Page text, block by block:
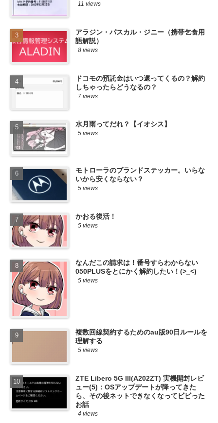
11 views
アラジン・パスカル・ジニー（携帯乞食用
語解説）
8 views
ドコモの預託金はいつ還ってくるの？解約
しちゃったらどうなるの？
7 views
水月雨ってだれ？【イオシス】
5 views
モトローラのブランドステッカー。いらな
いから安くならない？
5 views
かおる復活！
5 views
なんだこの請求は！番号すらわからない
050PLUSをとにかく解約したい！(>_<)
5 views
複数回線契約するためのau版90日ルールを
理解する
5 views
ZTE Libero 5G III(A202ZT) 実機開封レビ
ュー(5)：OSアップデートが降ってきた
ら、その後ネットできなくなってビビった
お話
4 views